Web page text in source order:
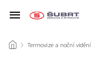
/ Termovize a noční vidění /